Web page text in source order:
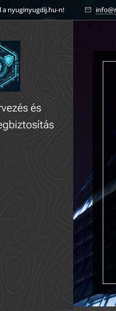
a nyuginyugdij.hu-n! 🚀
és